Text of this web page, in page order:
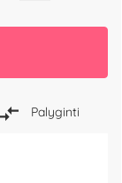
Palyginti